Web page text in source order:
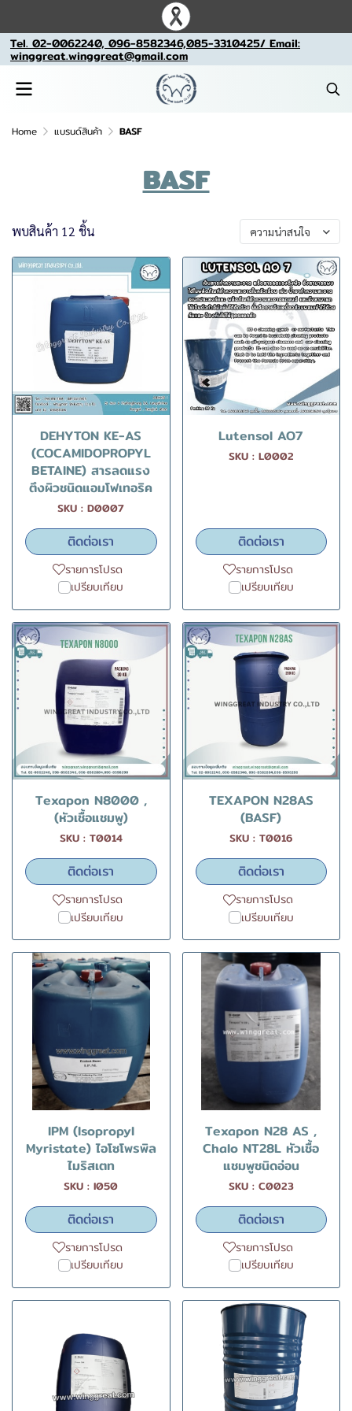
Tel. 02-0062240, 096-8582346,085-3310425/ Email:
winggreat.winggreat@gmail.com
Home แบรนด์สินค้า BASF
BASF
พบสินค้า 12 ชิ้น ความน่าสนใจ
DEHYTON KE-AS
(COCAMIDOPROPYL
BETAINE) สารลดแรง
ตึงผิวชนิดแอมโฟเทอริค
SKU : D0007
ติดต่อเรา
รายการโปรด
เปรียบเทียบ
Lutensol AO7
SKU : L0002
ติดต่อเรา
รายการโปรด
เปรียบเทียบ
Texapon N8000 ,
(หัวเชื้อแชมพู)
SKU : T0014
ติดต่อเรา
รายการโปรด
เปรียบเทียบ
TEXAPON N28AS
(BASF)
SKU : T0016
ติดต่อเรา
รายการโปรด
เปรียบเทียบ
IPM (Isopropyl
Myristate) ไอโซโพรพิล
ไมริสเตท
SKU : I050
ติดต่อเรา
รายการโปรด
เปรียบเทียบ
Texapon N28 AS ,
Chalo NT28L หัวเชื้อ
แชมพูชนิดอ่อน
SKU : C0023
ติดต่อเรา
รายการโปรด
เปรียบเทียบ